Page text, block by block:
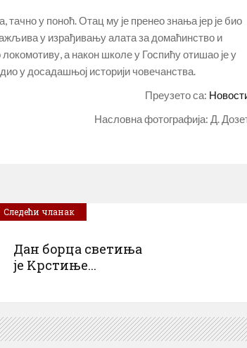
у поноћ. Отац му је пренео знања јер је био
у израђивању алата за домаћинство и
а након школе у Госпићу отишао је у
у досадашњој историји човечанства.
Преузето са:
Насловна фотографија: Д.
Следећи чланак
Дaн бoрцa свeтињa
je Kрстињe...